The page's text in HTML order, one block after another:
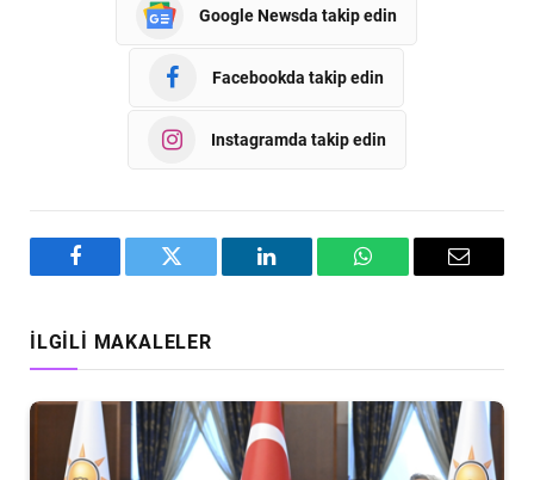
Google Newsda takip edin
Facebookda takip edin
Instagramda takip edin
Facebook Twitter LinkedIn WhatsAppEmail
İLGILI MAKALELER